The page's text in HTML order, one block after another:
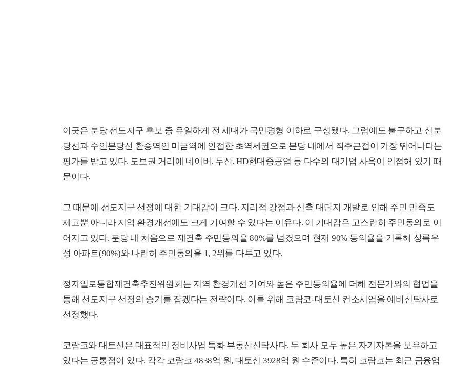
이곳은 분당 선도지구 후보 중 유일하게 전 세대가 국민평형 이하로 구성됐다. 그럼에도 불구하고 신분
당선과 수인분당선 환승역인 미금역에 인접한 초역세권으로 분당 내에서 직주근접이 가장 뛰어나다는
평가를 받고 있다. 도보권 거리에 네이버, 두산, HD현대중공업 등 다수의 대기업 사옥이 인접해 있기 때
문이다.
그 때문에 선도지구 선정에 대한 기대감이 크다. 지리적 강점과 신축 대단지 개발로 인해 주민 만족도
제고뿐 아니라 지역 환경개선에도 크게 기여할 수 있다는 이유다. 이 기대감은 고스란히 주민동의로 이
어지고 있다. 분당 내 처음으로 재건축 주민동의율 80%를 넘겼으며 현재 90% 동의율을 기록해 상록우
성 아파트(90%)와 나란히 주민동의율 1, 2위를 다투고 있다.
정자일로통합재건축추진위원회는 지역 환경개선 기여와 높은 주민동의율에 더해 전문가와의 협업을
통해 선도지구 선정의 승기를 잡겠다는 전략이다. 이를 위해 코람코-대토신 컨소시엄을 예비신탁사로
선정했다.
코람코와 대토신은 대표적인 정비사업 특화 부동산신탁사다. 두 회사 모두 높은 자기자본을 보유하고
있다는 공통점이 있다. 각각 코람코 4838억 원, 대토신 3928억 원 수준이다. 특히 코람코는 최근 금융업